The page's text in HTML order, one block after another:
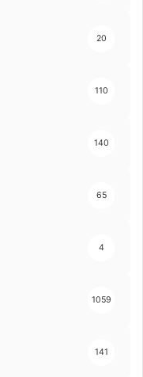
20
110
140
65
4
1059
141